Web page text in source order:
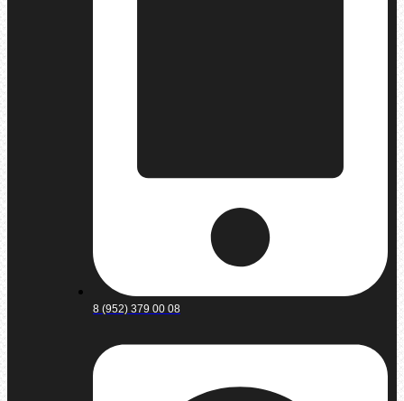
8 (952) 379 00 08